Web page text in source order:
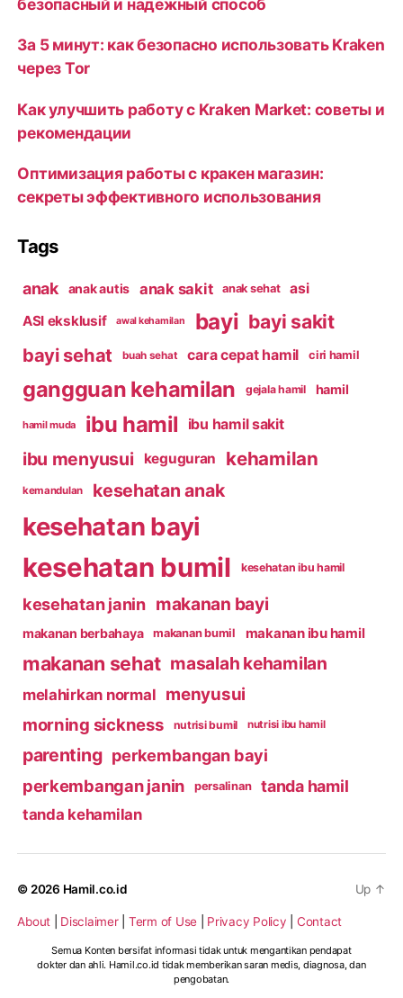
безопасный и надежный способ
За 5 минут: как безопасно использовать Kraken
через Tor
Как улучшить работу с Kraken Market: советы и
рекомендации
Оптимизация работы с кракен магазин:
секреты эффективного использования
Tags
anak anak autis anak sakit anak sehat
asi
ASI eksklusif
awal kehamilan bayi bayi sakit
bayi sehat buah sehat cara cepat hamil ciri hamil
gangguan kehamilan gejala hamil hamil
hamil muda ibu hamil ibu hamil sakit
ibu menyusui keguguran kehamilan
kemandulan kesehatan anak
kesehatan bayi
kesehatan bumil kesehatan ibu hamil
kesehatan janin makanan bayi
makanan berbahaya makanan bumil makanan ibu hamil
makanan sehat masalah kehamilan
melahirkan normal menyusui
morning sickness nutrisi bumil nutrisi ibu hamil
parenting perkembangan bayi
perkembangan janin
persalinan tanda hamil
tanda kehamilan
© 2026 Hamil.co.id
About Disclaimer| Term of Use Privacy Policy Contact
Up ↑
Semua Konten bersifat informasi tidak untuk mengantikan pendapat
dokter dan ahli. Hamil.co.id tidak memberikan saran medis, diagnosa, dan
pengobatan.